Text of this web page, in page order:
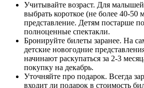
Учитывайте возраст. Для
выбрать короткое (не более 40-50
представление. Детям постарше
полноценные спектакли.
Бронируйте билеты заранее. На
детские новогодние
начинают раскупаться за 2-3
покупку на декабрь.
Уточняйте про подарок. Всегда
входит ли подарок в стоимость